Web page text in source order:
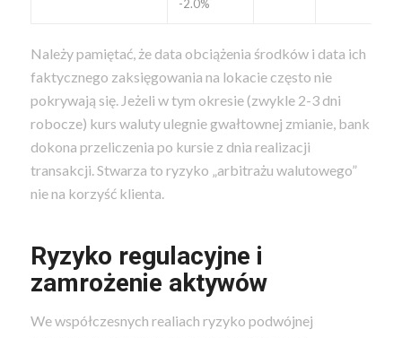
-2.0%
Należy pamiętać, że data obciążenia środków i data ich
faktycznego zaksięgowania na lokacie często nie
pokrywają się. Jeżeli w tym okresie (zwykle 2-3 dni
robocze) kurs waluty ulegnie gwałtownej zmianie, bank
dokona przeliczenia po kursie z dnia realizacji
transakcji. Stwarza to ryzyko „arbitrażu walutowego”
nie na korzyść klienta.
Ryzyko regulacyjne i
zamrożenie aktywów
We współczesnych realiach ryzyko podwójnej